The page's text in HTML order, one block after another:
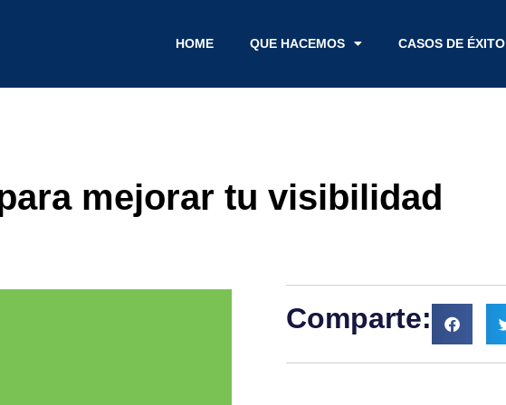
HOME QUE HACEMOS CASOS DE ÉXITO
mejorar tu visibilidad
Comparte: